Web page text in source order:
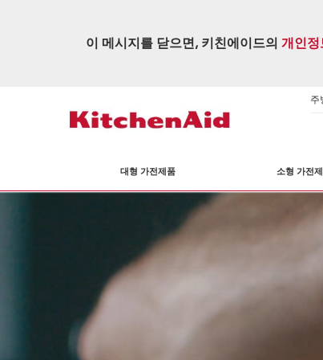
이 메시지를 닫으면, 키친에이드의 개인
주
대형 가전제품 소형 가전